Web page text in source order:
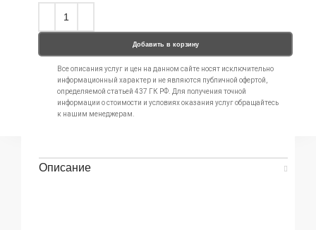
Добавить в корзину
Все описания услуг и цен на данном сайте носят исключительно
информационный характер и не являются публичной офертой,
определяемой статьей 437 ГК РФ. Для получения точной
информации о стоимости и условиях оказания услуг обращайтесь
к нашим менеджерам.
Описание